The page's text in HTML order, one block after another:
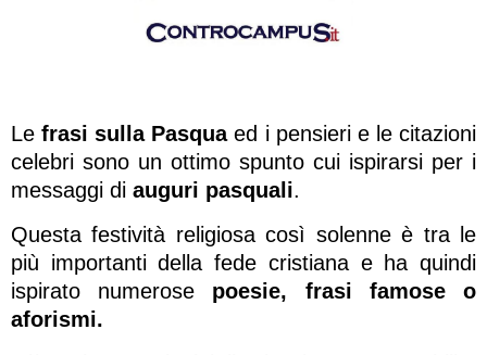
Le frasi sulla Pasquaed i pensieri e le citazioni
celebri sono un ottimo spunto cui ispirarsi per i
messaggi di auguri pasquali.
Questa festività religiosa così solenne è tra le
più importanti della fede cristiana e ha quindi
ispirato numerose poesie, frasi famose o
aforismi.